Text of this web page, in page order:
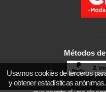
Métodos
Usamos cookies de terceros
y obtener estadísticas